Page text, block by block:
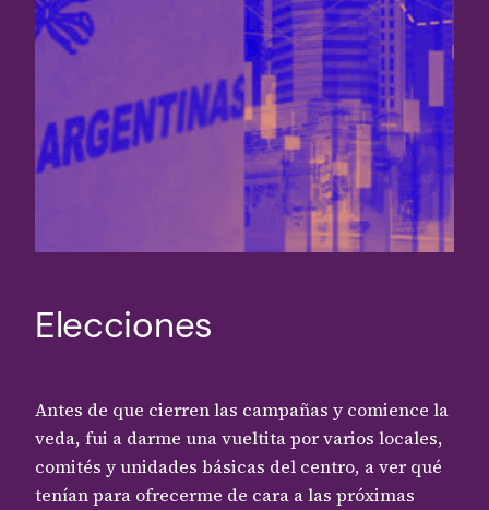
Elecciones
Antes de que cierren las campañas y comience la
veda, fui a darme una vueltita por varios locales,
comités y unidades básicas del centro, a ver qué
tenían para ofrecerme de cara a las próximas